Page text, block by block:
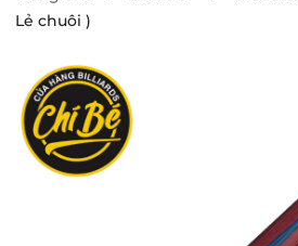
Lẻ chuôi )